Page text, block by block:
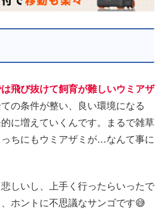
飛び抜けて飼育が難しいウミアザ
の条件が整い、良い環境になる
に増えていくんです。まるで雑草
ちにもウミアザミが…なんて事に
しいし、上手く行ったらいったで
ホントに不思議なサンゴです😅